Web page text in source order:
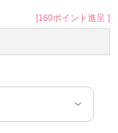
[160ポイント進呈 ]